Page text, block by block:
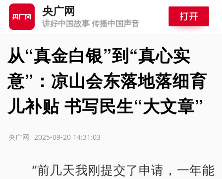
央广网
讲好中国故事 传播中国声音
从“真金白银”到“真心实
意”：凉山会东落地落细育
儿补贴 书写民生“大文章”
2025-09-20 14:31:03
央广网
“前几天我刚提交了申请，一年能